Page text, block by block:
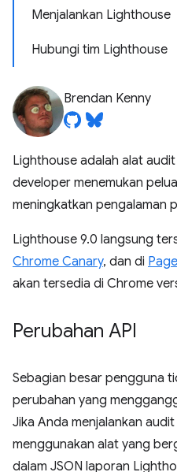
Menjalankan Lighthouse
Hubungi tim Lighthouse
Brendan Kenny
Lighthouse adalah alat
developer menemukan
meningkatkan pengalaman
Lighthouse 9.0 langsung
Chrome Canary, dan di
akan tersedia di Chrome
Perubahan API
Sebagian besar pengguna
perubahan yang
Jika Anda menjalankan
menggunakan alat yang
dalam JSON laporan